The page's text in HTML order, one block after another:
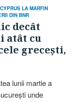
LA MARFIN
DIN BNR
decât
atât cu
greceşti,
lunii martie a
unde